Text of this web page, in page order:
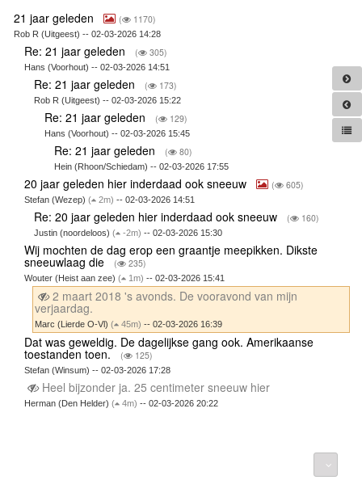
21 jaar geleden ( 1170)
Rob R (Uitgeest) -- 02-03-2026 14:28
Re: 21 jaar geleden ( 305)
Hans (Voorhout) -- 02-03-2026 14:51
Re: 21 jaar geleden ( 173)
Rob R (Uitgeest) -- 02-03-2026 15:22
Re: 21 jaar geleden ( 129)
Hans (Voorhout) -- 02-03-2026 15:45
Re: 21 jaar geleden ( 80)
Hein (Rhoon/Schiedam) -- 02-03-2026 17:55
20 jaar geleden hier inderdaad ook sneeuw ( 605)
Stefan (Wezep) ( 2m) -- 02-03-2026 14:51
Re: 20 jaar geleden hier inderdaad ook sneeuw ( 160)
Justin (noordeloos)( -2m) -- 02-03-2026 15:30
Wij mochten de dag erop een graantje meepikken. Dikste
sneeuwlaag die ( 235)
Wouter (Heist aan zee) ( 1m) -- 02-03-2026 15:41
2 maart 2018 's avonds. De vooravond van mijn
verjaardag.
Marc (Lierde O-Vl)( 45m) -- 02-03-2026 16:39
Dat was geweldig. De dagelijkse gang ook. Amerikaanse
toestanden toen. ( 125)
Stefan (Winsum) -- 02-03-2026 17:28
Heel bijzonder ja. 25 centimeter sneeuw hier
Herman (Den Helder) ( 4m) -- 02-03-2026 20:22